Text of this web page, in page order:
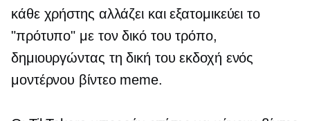
κάθε χρήστης αλλάζει και εξατομικεύει το
"πρότυπο" με τον δικό του τρόπο,
δημιουργώντας τη δική του εκδοχή ενός
μοντέρνου βίντεο meme.